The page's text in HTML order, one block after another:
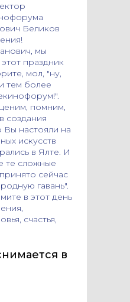
Беликов
мы
праздник
мол, "ну,
тем более
помним,
создания
настояли на
искусств
в Ялте. И
те сложные
сейчас
гавань".
в этот день
счастья,
в